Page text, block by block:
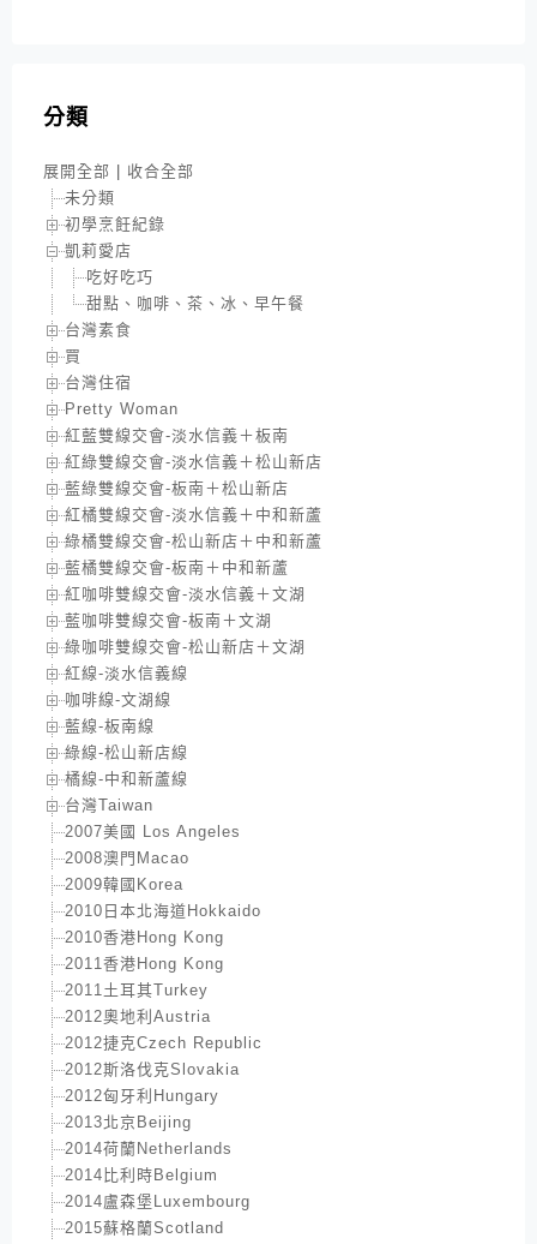
分類
展開全部
收合全部
未分類
初學烹飪紀錄
凱莉愛店
吃好吃巧
甜點、咖啡、茶、冰、早午餐
台灣素食
買
台灣住宿
Pretty Woman
紅藍雙線交會-淡水信義＋板南
紅綠雙線交會-淡水信義＋松山新店
藍綠雙線交會-板南＋松山新店
紅橘雙線交會-淡水信義＋中和新蘆
綠橘雙線交會-松山新店＋中和新蘆
藍橘雙線交會-板南＋中和新蘆
紅咖啡雙線交會-淡水信義＋文湖
藍咖啡雙線交會-板南＋文湖
綠咖啡雙線交會-松山新店＋文湖
紅線-淡水信義線
咖啡線-文湖線
藍線-板南線
綠線-松山新店線
橘線-中和新蘆線
台灣Taiwan
2007美國 Los Angeles
2008澳門Macao
2009韓國Korea
2010日本北海道Hokkaido
2010香港Hong Kong
2011香港Hong Kong
2011土耳其Turkey
2012奧地利Austria
2012捷克Czech Republic
2012斯洛伐克Slovakia
2012匈牙利Hungary
2013北京Beijing
2014荷蘭Netherlands
2014比利時Belgium
2014盧森堡Luxembourg
2015蘇格蘭Scotland